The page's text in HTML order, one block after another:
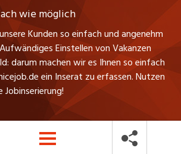
wie möglich
Kunden so einfach und angenehm
Einstellen von Vakanzen
darum machen wir es Ihnen so einfach
ein Inserat zu erfassen. Nutzen
Jobinserierung!